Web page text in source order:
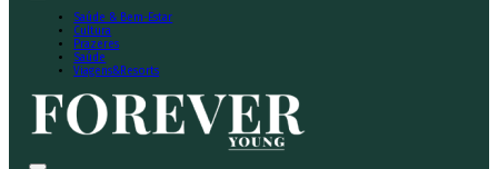
Saúde & Bem-Estar
Cultura
Prazeres
Saúde
Viagens&Resorts